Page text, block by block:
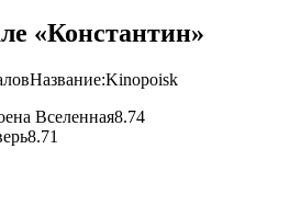
«Константин»
Название:Kinopoisk
Вселенная8.74
8.71